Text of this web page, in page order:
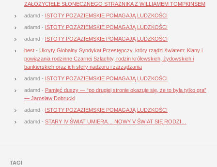
ZAŁOŻYCIELE SŁONECZNEGO STRAŻNIKA Z WILLIAMEM TOMPKINSEM
adamd - ISTOTY POZAZIEMSKIE POMAGAJĄ LUDZKOŚCI
adamd - ISTOTY POZAZIEMSKIE POMAGAJĄ LUDZKOŚCI
adamd - ISTOTY POZAZIEMSKIE POMAGAJĄ LUDZKOŚCI
best - Ukryty Globalny Syndykat Przestępczy, który rządzi światem: Klany i
powiązania rodzinne Czarnej Szlachty, rodzin królewskich, żydowskich i
bankierskich oraz ich sfery nadzoru i zarządzania
adamd - ISTOTY POZAZIEMSKIE POMAGAJĄ LUDZKOŚCI
adamd - Pamięć duszy — “po drugiej stronie okazuje się, że to była tylko gra”
— Jarosław Dobrucki
adamd - ISTOTY POZAZIEMSKIE POMAGAJĄ LUDZKOŚCI
adamd - STARY IV ŚWIAT UMIERA… NOWY V ŚWIAT SIĘ RODZI…
TAGI